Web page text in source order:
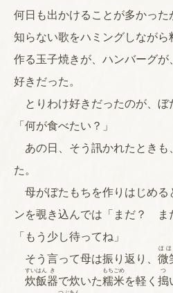
何日も出かけることが多かっ
知らない歌をハミングしなが
作る玉子焼きが、ハンバーグ
好きだった。
とりわけ好きだったのが、ぼ
「何が食べたい？」
あの日、そう訊かれたときも
た。
母がぼたもちを作りはじめる
ンを覗き込んでは「まだ？ ま
「もう少し待ってね」
そう言って母は振り返り、 微
ほほ
炊
すい
飯
はん
器
き
で炊いた糯
もち
米
ごめ
を軽く 搗
つ